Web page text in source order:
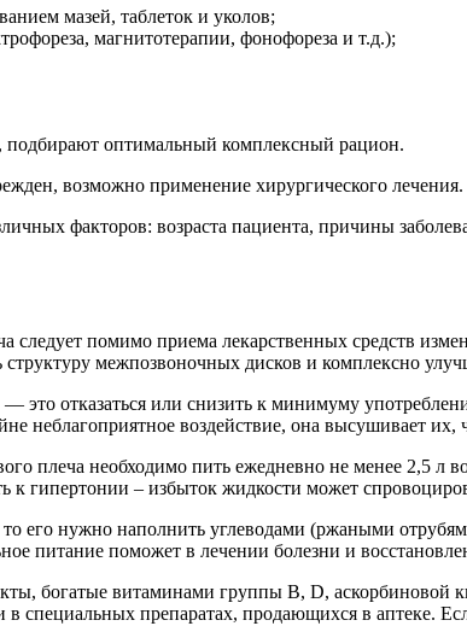
мазей, таблеток и уколов;
магнитотерапии, фонофореза и т.д.);
подбирают оптимальный комплексный рацион.
возможно применение хирургического лечения.
факторов: возраста пациента, причины
следует помимо приема лекарственных средств
межпозвоночных дисков и комплексно
это отказаться или снизить к минимуму
неблагоприятное воздействие, она высушивает их,
плеча необходимо пить ежедневно не менее 2,5
к гипертонии – избыток жидкости может
то его нужно наполнить углеводами (ржаными
питание поможет в лечении болезни и
богатые витаминами группы В, D, аскорбиновой
специальных препаратах, продающихся в аптеке.